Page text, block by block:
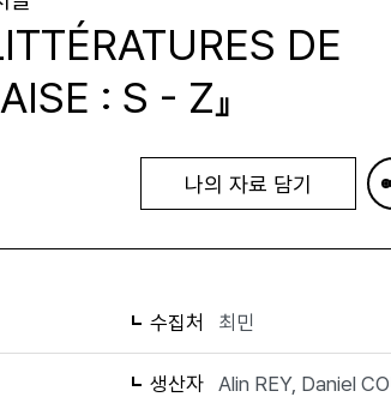
DE
: S - Z』
나의 자료 담기
수집처 최민
생산자
Alin REY, Daniel